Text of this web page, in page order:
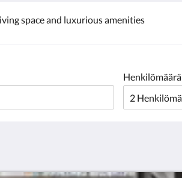
space and luxurious amenities
Henkilömäärä